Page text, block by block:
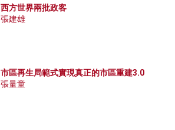
西方世界兩批政客
張建雄
市區再生局範式實現真正的市區重建3.0
張量童